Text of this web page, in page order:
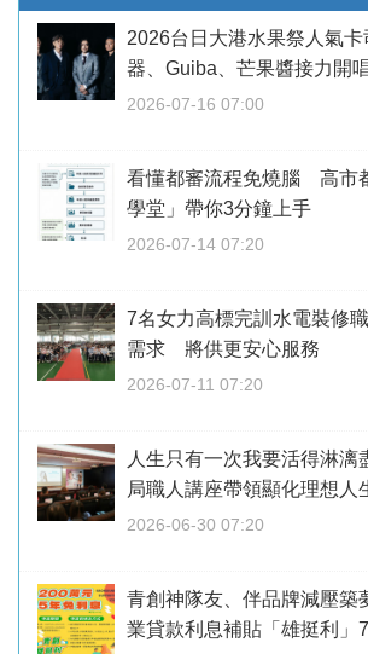
2026台日大港水果祭人氣
器、Guiba、芒果醬接力開唱
2026-07-16 07:00
看懂都審流程免燒腦 高市
學堂」帶你3分鐘上手
2026-07-14 07:20
7名女力高標完訓水電裝修
需求 將供更安心服務
2026-07-11 07:20
人生只有一次我要活得淋
局職人講座帶領顯化理想人
2026-06-30 07:20
青創神隊友、伴品牌減壓
業貸款利息補貼「雄挺利」